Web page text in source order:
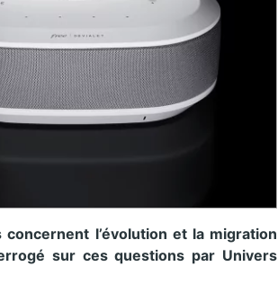
concernent l’évolution et la migration
sur ces questions par Univers